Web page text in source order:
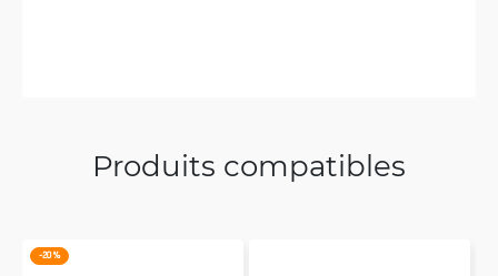
Produits compatibles
-20 %